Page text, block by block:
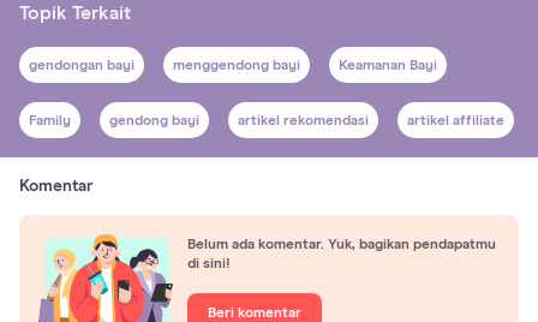
Topik Terkait
gendongan bayi menggendong bayi Keamanan Bayi
Family gendong bayi artikel rekomendasi artikel affiliate
Komentar
Belum ada komentar. Yuk, bagikan pendapatmu
di sini!
Beri komentar